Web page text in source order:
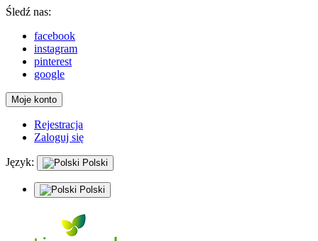
Śledź nas:
facebook
instagram
pinterest
google
Moje konto
Rejestracja
Zaloguj się
Język: Polski
Polski